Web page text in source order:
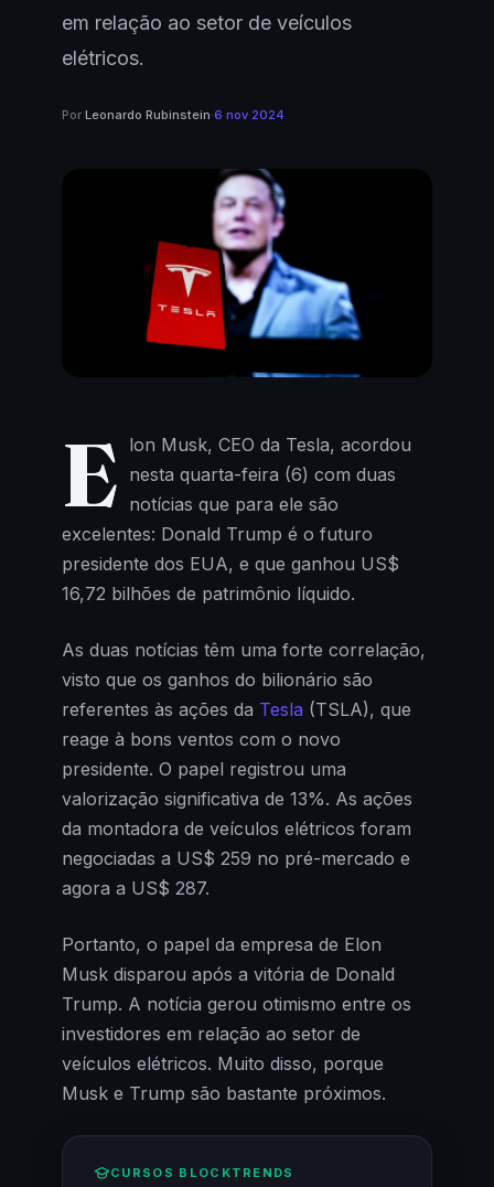
em relação ao setor de veículos
elétricos.
Por Leonardo Rubinstein·6 nov 2024
E lon Musk, CEO da Tesla, acordou
nesta quarta-feira (6) com duas
notícias que para ele são
excelentes: Donald Trump é o futuro
presidente dos EUA, e que ganhou US$
16,72 bilhões de patrimônio líquido.
As duas notícias têm uma forte correlação,
visto que os ganhos do bilionário são
referentes às ações da Tesla (TSLA), que
reage à bons ventos com o novo
presidente. O papel registrou uma
valorização significativa de 13%. As ações
da montadora de veículos elétricos foram
negociadas a US$ 259 no pré-mercado e
agora a US$ 287.
Portanto, o papel da empresa de Elon
Musk disparou após a vitória de Donald
Trump. A notícia gerou otimismo entre os
investidores em relação ao setor de
veículos elétricos. Muito disso, porque
Musk e Trump são bastante próximos.
CURSOS BLOCKTRENDS